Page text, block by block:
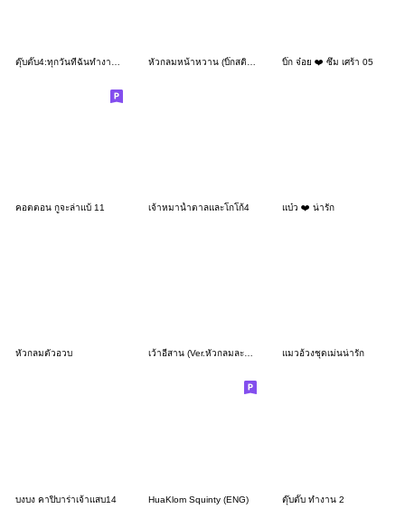
บิ๊ก จ๋อย ❤️ ซึม เศร้า 05
คอตตอน กูจะล่าแบ้ 11 เจ้าหมาน้ำตาลและโกโก้4 แบ๋ว ❤️ น่ารัก
หัวกลมตัวอวบ เว้าอีสาน (Ver.หัวกลมละอ่อน) แมวอ้วงชุดเม่นน่ารัก
บงบง คาปิบาร่าเจ้าแสบ14 HuaKlom Squinty (ENG) ตุ๊บตั๊บ ทำงาน 2